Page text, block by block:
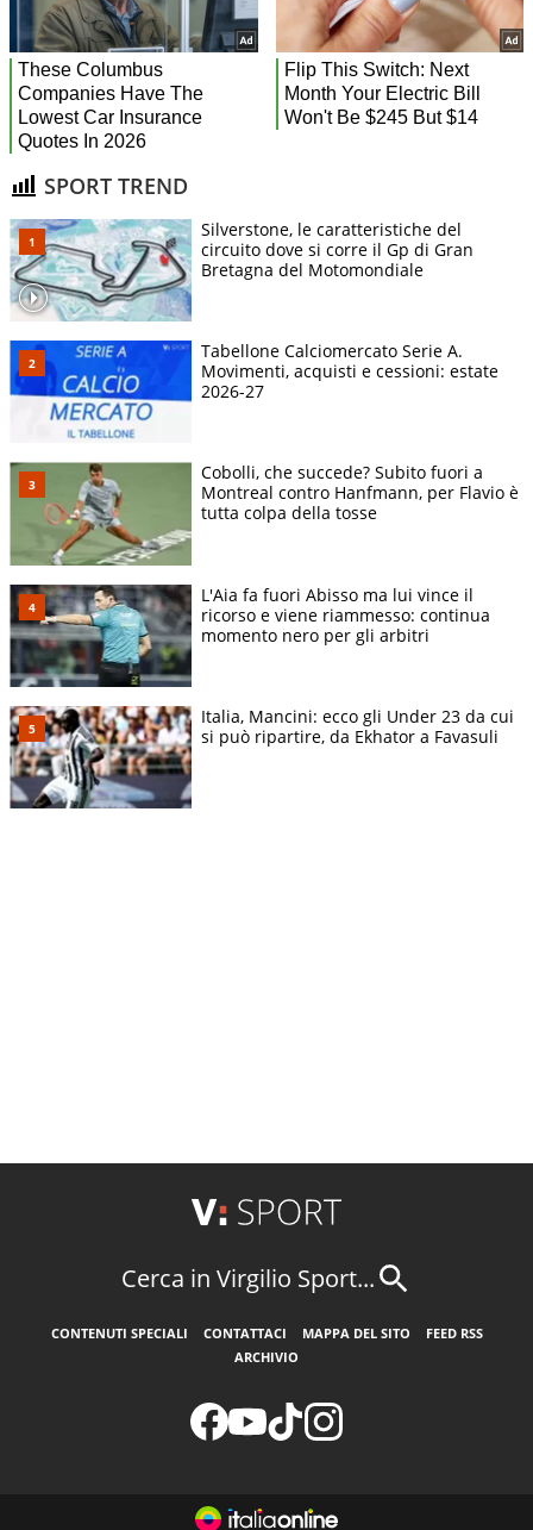
SPORT TREND
Silverstone, le caratteristiche del
circuito dove si corre il Gp di Gran
Bretagna del Motomondiale
Tabellone Calciomercato Serie A.
Movimenti, acquisti e cessioni: estate
2026-27
Cobolli, che succede? Subito fuori a
Montreal contro Hanfmann, per Flavio è
tutta colpa della tosse
L'Aia fa fuori Abisso ma lui vince il
ricorso e viene riammesso: continua
momento nero per gli arbitri
Italia, Mancini: ecco gli Under 23 da cui
si può ripartire, da Ekhator a Favasuli
Cerca in Virgilio Sport...
CONTENUTI SPECIALI CONTATTACI MAPPA DEL SITO
FEED RSS
ARCHIVIO